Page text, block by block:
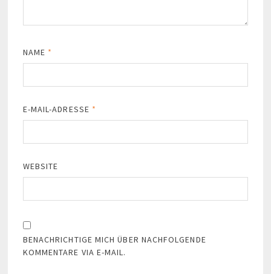
NAME *
E-MAIL-ADRESSE *
WEBSITE
BENACHRICHTIGE MICH ÜBER NACHFOLGENDE
KOMMENTARE VIA E-MAIL.